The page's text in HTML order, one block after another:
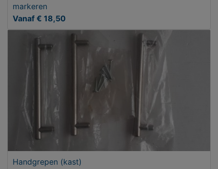
markeren
Vanaf € 18,50
Handgrepen (kast)